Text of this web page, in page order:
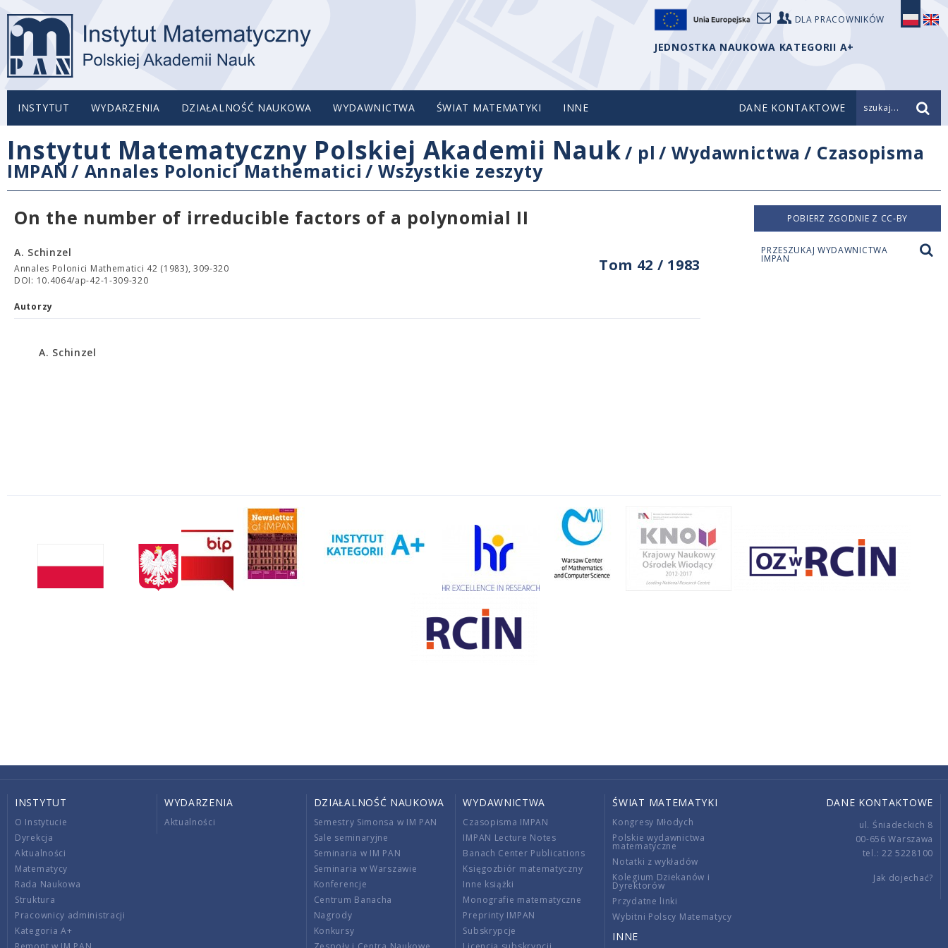
DLA PRACOWNIKÓW
JEDNOSTKA NAUKOWA KATEGORII A+
INSTYTUT WYDARZENIA DZIAŁALNOŚĆ NAUKOWA WYDAWNICTWA ŚWIAT MATEMATYKI INNE DANE KONTAKTOWE szukaj...
Instytut Matematyczny Polskiej Akademii Nauk/ pl /Wydawnictwa / Czasopisma
IMPAN / Annales Polonici Mathematici /Wszystkie zeszyty
On the number of irreducible factors of a polynomial II
Tom 42 / 1983
A. Schinzel
Annales Polonici Mathematici 42 (1983), 309-320
DOI: 10.4064/ap-42-1-309-320
Autorzy
A. Schinzel
POBIERZ ZGODNIE Z CC-BY
PRZESZUKAJ WYDAWNICTWA
IMPAN
INSTYTUT
O Instytucie
Dyrekcja
Aktualności
Matematycy
Rada Naukowa
Struktura
Pracownicy administracji
Kategoria A+
WYDARZENIA
Aktualności
DZIAŁALNOŚĆ NAUKOWA
Semestry Simonsa w IM PAN
Sale seminaryjne
Seminaria w IM PAN
Seminaria w Warszawie
Konferencje
Centrum Banacha
Nagrody
Konkursy
WYDAWNICTWA
Czasopisma IMPAN
IMPAN Lecture Notes
Banach Center Publications
Księgozbiór matematyczny
Inne książki
Monografie matematyczne
Preprinty IMPAN
Subskrypcje
ŚWIAT MATEMATYKI
Kongresy Młodych
Polskie wydawnictwa
matematyczne
Notatki z wykładów
Kolegium Dziekanów i
Dyrektorów
Przydatne linki
Wybitni Polscy Matematycy
INNE
DANE KONTAKTOWE
ul. Śniadeckich 8
00-656 Warszawa
tel.: 22 5228100
Jak dojechać?